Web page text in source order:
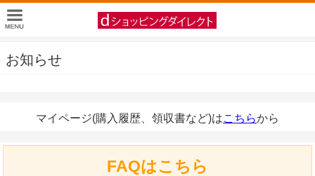
お知らせ
マイページ(購入履歴、領収書など)はこちらから
FAQはこちら